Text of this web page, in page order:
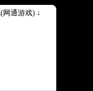
网通游戏) ↓